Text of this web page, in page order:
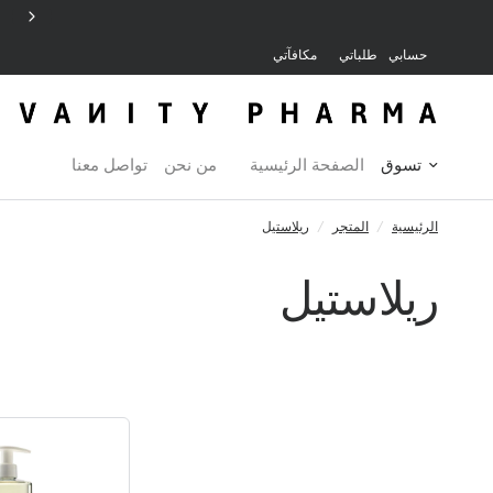
حسابي طلباتي مكافآتي
تسوق الصفحة الرئيسية من نحن تواصل معنا
الرئيسية / المتجر / ريلاستيل
ريلاستيل